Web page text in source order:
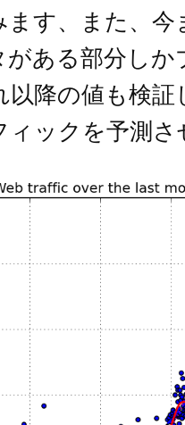
す、また、
がある部分し
降の値も検
ィックを予測